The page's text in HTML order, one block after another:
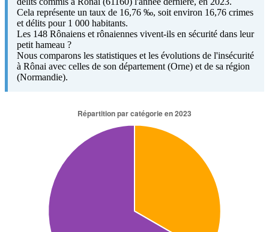
Cela représente un taux de 16,76 ‰, soit environ 16,76 crimes
et délits pour 1 000 habitants.
Les 148 Rônaiens et rônaiennes vivent-ils en sécurité dans leur
petit hameau ?
Nous comparons les statistiques et les évolutions de l'insécurité
à Rônai avec celles de son département (Orne) et de sa région
(Normandie).